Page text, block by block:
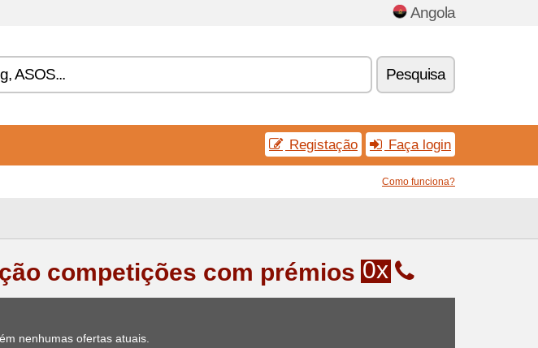
Angola
Pesquisa
Registação Faça login
Como funciona?
competições com prémios 0x
nenhumas ofertas atuais.